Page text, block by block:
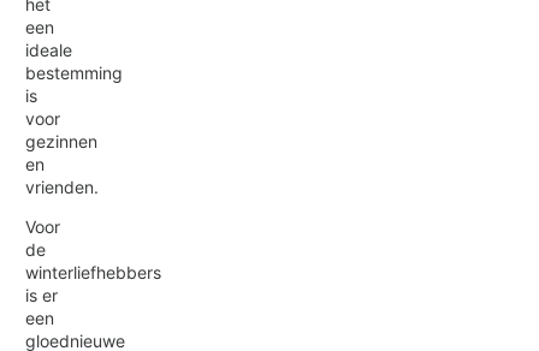
een
ideale
bestemming
is
voor
gezinnen
en
vrienden.
Voor
de
winterliefhebbers
is er
een
gloednieuwe